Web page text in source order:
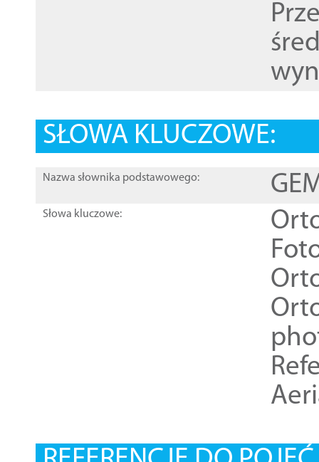
SŁOWA KLUCZOWE:
Nazwa słownika podstawowego:
Słowa kluczowe: